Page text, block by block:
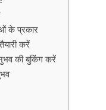
के प्रकार
करें
की बुकिंग करें